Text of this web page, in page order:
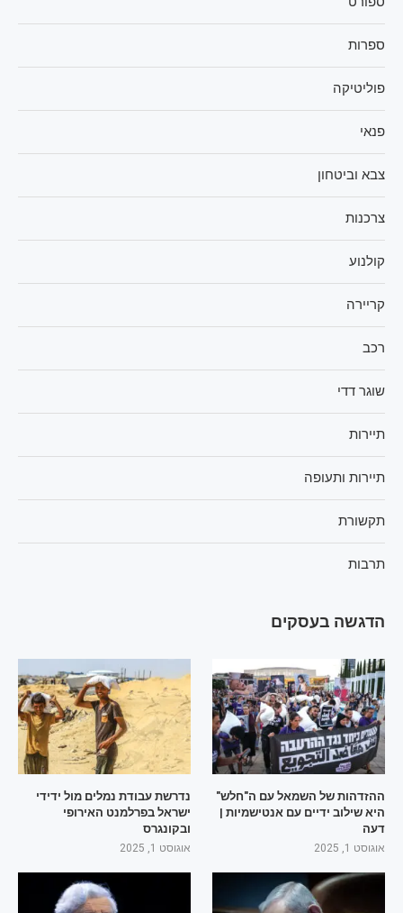
ספרות
פוליטיקה
פנאי
צבא וביטחון
צרכנות
קולנוע
קריירה
רכב
שוגר דדי
תיירות
תיירות ותעופה
תקשורת
תרבות
הדגשה בעסקים
ההזדהות של השמאל עם ה"חלש"
היא שילוב ידיים עם אנטישמיות |
דעה
אוגוסט 1, 2025
נדרשת עבודת נמלים מול ידידי
ישראל בפרלמנט האירופי
ובקונגרס
אוגוסט 1, 2025